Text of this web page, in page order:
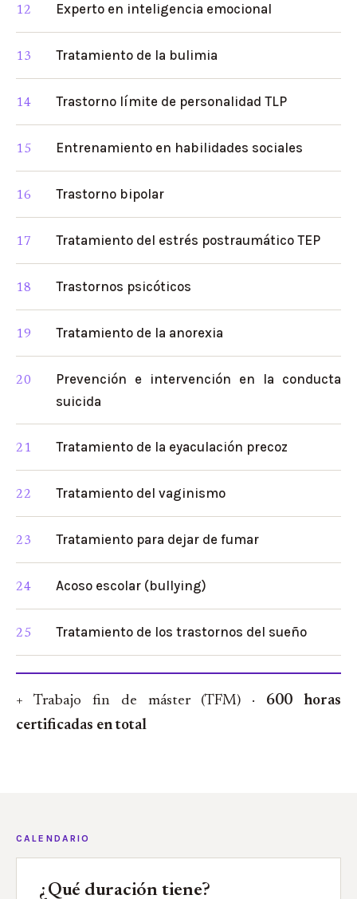
Experto en inteligencia emocional
Tratamiento de la bulimia
Trastorno límite de personalidad TLP
Entrenamiento en habilidades sociales
Trastorno bipolar
Tratamiento del estrés postraumático TEP
Trastornos psicóticos
Tratamiento de la anorexia
Prevención e intervención en la conducta
suicida
Tratamiento de la eyaculación precoz
Tratamiento del vaginismo
Tratamiento para dejar de fumar
Acoso escolar (bullying)
Tratamiento de los trastornos del sueño
+ Trabajo fin de máster (TFM) · 600 horas
certificadas en total
CALENDARIO
¿Qué duración tiene?